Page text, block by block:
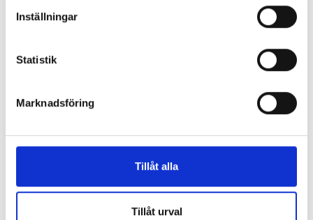
Ta reda på mer om hur dina personliga uppgifter
Du kan ändra eller dra tillbaka ditt samtycke när som
Vi använder enhetsidentifierare för att anpassa innehållet
för sociala medier och analysera vår trafik. Vi
vidarebefordrar även sådana identifierare och annan
annons- och analysföretag som vi samarbetar med.
Dessa kan i sin tur kombinera informationen med annan
Inställningar
Statistik
Marknadsföring
Tillåt alla
Tillåt urval
Foto: Tomas Ohlsson
Så sparar du vatten hemma – här är
Knepen är enkla: ”Det är ingen uppoffring alls från min sida”, säger